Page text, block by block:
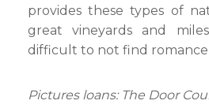
provides these types of
great vineyards and
difficult to not find romance
Pictures loans: The Door